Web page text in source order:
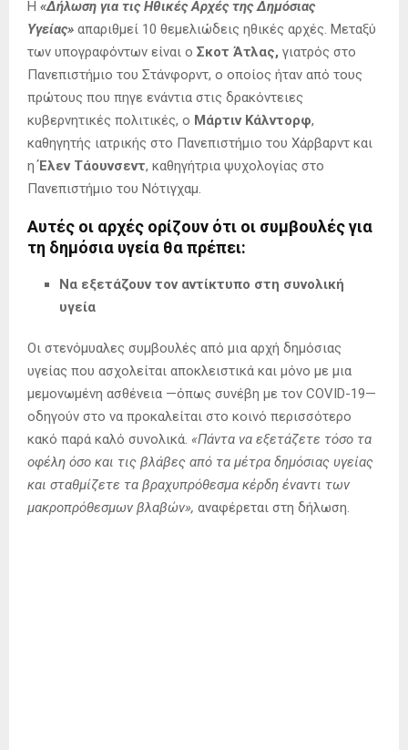
Η «Δήλωση για τις Ηθικές Αρχές της Δημόσιας
Υγείας» απαριθμεί 10 θεμελιώδεις ηθικές αρχές. Μεταξύ
των υπογραφόντων είναι ο Σκοτ Άτλας, γιατρός στο
Πανεπιστήμιο του Στάνφορντ, ο οποίος ήταν από τους
πρώτους που πηγε ενάντια στις δρακόντειες
κυβερνητικές πολιτικές, ο Μάρτιν Κάλντορφ,
καθηγητής ιατρικής στο Πανεπιστήμιο του Χάρβαρντ και
ηΈλεν Τάουνσεντ, καθηγήτρια ψυχολογίας στο
Πανεπιστήμιο του Nότιγχαμ.
Αυτές οι αρχές ορίζουν ότι οι συμβουλές για
τη δημόσια υγεία θα πρέπει:
Να εξετάζουν τον αντίκτυπο στη συνολική
υγεία
Οι στενόμυαλες συμβουλές από μια αρχή δημόσιας
υγείας που ασχολείται αποκλειστικά και μόνο με μια
μεμονωμένη ασθένεια —όπως συνέβη με τον COVID-19—
οδηγούν στο να προκαλείται στο κοινό περισσότερο
κακό παρά καλό συνολικά. «Πάντα να εξετάζετε τόσο τα
οφέλη όσο και τις βλάβες από τα μέτρα δημόσιας υγείας
και σταθμίζετε τα βραχυπρόθεσμα κέρδη έναντι των
μακροπρόθεσμων βλαβών», αναφέρεται στη δήλωση.